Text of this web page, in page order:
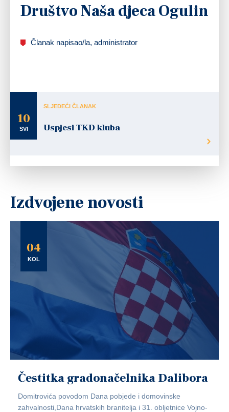
Društvo Naša djeca Ogulin
Članak napisao/la, administrator
10
SVI
SLJEDEĆI ČLANAK
Uspjesi TKD kluba
Izdvojene novosti
04
KOL
Čestitka gradonačelnika Dalibora
Domitrovića povodom Dana pobjede i domovinske
zahvalnosti,Dana hrvatskih branitelja i 31. obljetnice Vojno-